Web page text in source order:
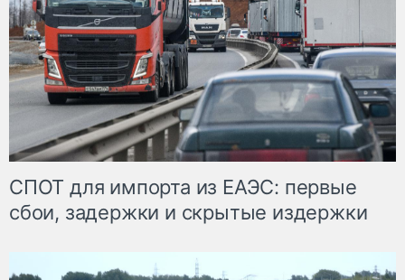
СПОТ для импорта из ЕАЭС: первые
сбои, задержки и скрытые издержки